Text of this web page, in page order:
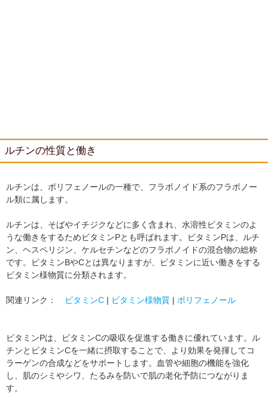
ルチンの性質と働き
ルチンは、ポリフェノールの一種で、フラボノイド系のフラボノー
ル類に属します。
ルチンは、そばやイチジクなどに多く含まれ、水溶性ビタミンのよ
うな働きをするためビタミンPとも呼ばれます。ビタミンPは、ルチ
ン、ヘスペリジン、ケルセチンなどのフラボノイドの混合物の総称
です。ビタミンBやCとは異なりますが、ビタミンに近い働きをする
ビタミン様物質に分類されます。
関連リンク： ビタミンC | ビタミン様物質 | ポリフェノール
ビタミンPは、ビタミンCの吸収を促進する働きに優れています。ル
チンとビタミンCを一緒に摂取することで、より効果を発揮してコ
ラーゲンの合成などをサポートします。血管や細胞の機能を強化
し、肌のシミやシワ、たるみを防いで肌の老化予防につながりま
す。